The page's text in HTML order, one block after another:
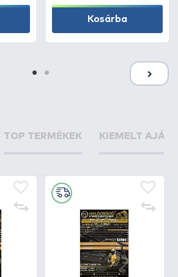
Kosárba
TOP TERMÉKEK KIEMELT